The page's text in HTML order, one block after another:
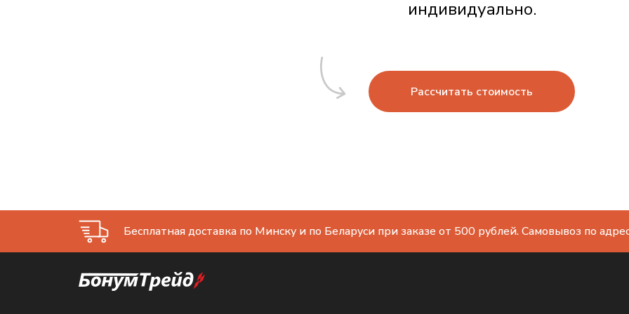
индивидуально.
Рассчитать стоимость
Бесплатная доставка по Минску и по Беларуси при заказе от 500 рублей. Самовывоз по